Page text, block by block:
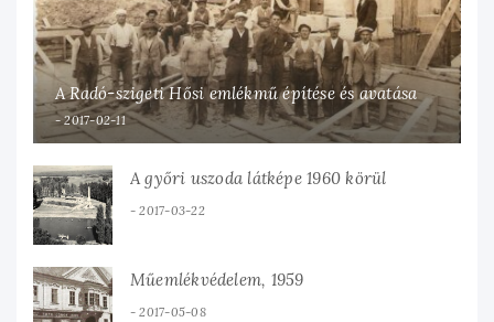
A Radó-szigeti Hősi emlékmű építése és avatása
2017-02-11
A győri uszoda látképe 1960 körül
2017-03-22
Műemlékvédelem, 1959
2017-05-08